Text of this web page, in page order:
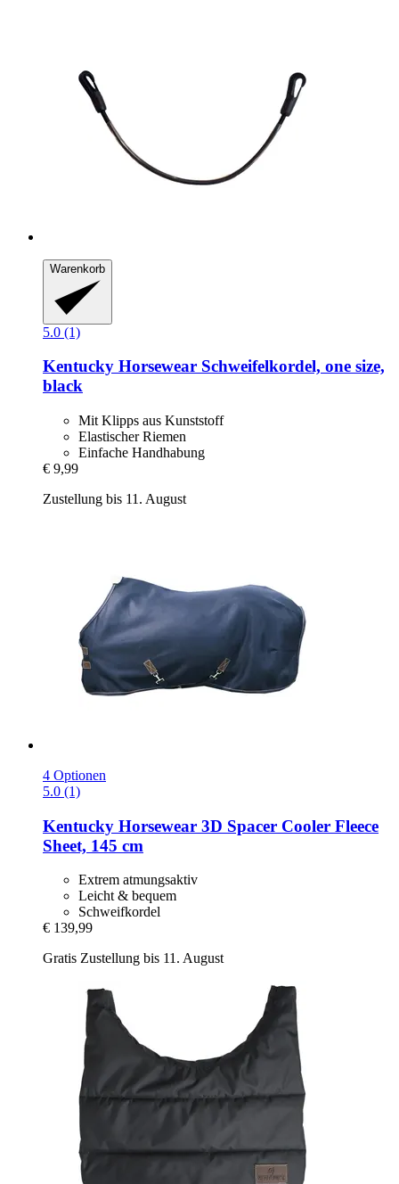
Warenkorb
5.0 (1)
Kentucky Horsewear Schweifelkordel, one size,
black
Mit Klipps aus Kunststoff
Elastischer Riemen
Einfache Handhabung
€ 9,99
Zustellung bis 11. August
4 Optionen
5.0 (1)
Kentucky Horsewear 3D Spacer Cooler Fleece
Sheet, 145 cm
Extrem atmungsaktiv
Leicht & bequem
Schweifkordel
€ 139,99
Gratis Zustellung bis 11. August